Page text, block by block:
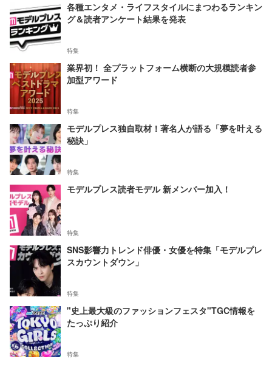
各種エンタメ・ライフスタイルにまつわるランキン
グ＆読者アンケート結果を発表
特集
業界初！ 全プラットフォーム横断の大規模読者参
加型アワード
特集
モデルプレス独自取材！著名人が語る「夢を叶える
秘訣」
特集
モデルプレス読者モデル 新メンバー加入！
特集
SNS影響力トレンド俳優・女優を特集「モデルプレ
スカウントダウン」
特集
"史上最大級のファッションフェスタ"TGC情報を
たっぷり紹介
特集